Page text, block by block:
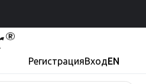
РегистрацияВходEN